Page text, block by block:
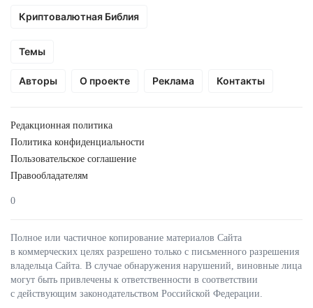
Криптовалютная Библия
Темы
Авторы О проекте Реклама Контакты
Редакционная политика
Политика конфиденциальности
Пользовательское соглашение
Правообладателям
0
Полное или частичное копирование материалов Сайта
в коммерческих целях разрешено только с письменного разрешения
владельца Сайта. В случае обнаружения нарушений, виновные лица
могут быть привлечены к ответственности в соответствии
с действующим законодательством Российской Федерации.